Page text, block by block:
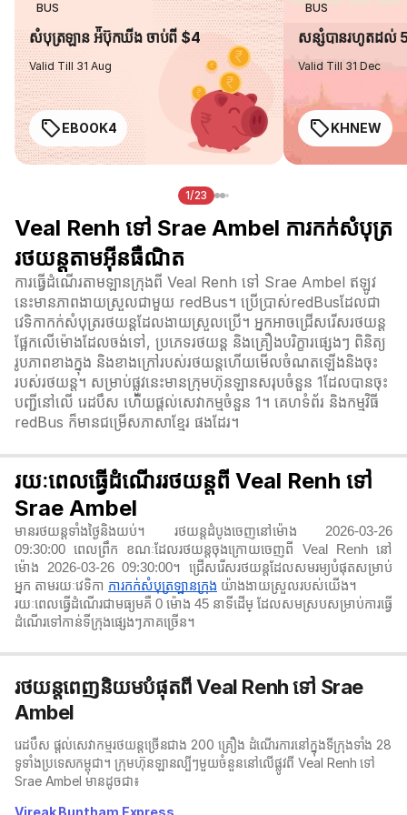
BUS
សំបុត្រឡាន អ៉ីប៊ុកឃីង ចាប់ពី $4
Valid Till 31 Aug
EBOOK4
BUS
សន្សំបានរហូតដល់
Valid Till 31 Dec
KHNEW
1/23
Veal Renh ទៅ Srae Ambel ការកក់សំបុត្រ
រថយន្តតាមអ៊ីនធឺណិត
ការធ្វើដំណើរតាមឡានក្រុងពី Veal Renh ទៅ Srae Ambel ឥឡូវ
នេះមានភាពងាយស្រួលជាមួយ redBus។ ប្រើប្រាស់redBusដែលជា
វេទិកាកក់សំបុត្ររថយន្តដែលងាយស្រួលប្រើ។ អ្នកអាចជ្រើសរើសរថយន្ត
ផ្អែកលើម៉ោងដែលចង់ទៅ, ប្រភេទរថយន្ត និងគ្រឿងបរិក្ខារផ្សេងៗ ពិនិត្យ
រូបភាពខាងក្នុង និងខាងក្រៅរបស់រថយន្តហើយមើលចំណតឡើងនិងចុះ
របស់រថយន្ត។ សម្រាប់ផ្លូវនេះមានក្រុមហ៊ុនឡានសរុបចំនួន 1ដែលបានចុះ
បញ្ជីនៅលើ រេដបឹស ហើយផ្តល់សេវាកម្មចំនួន 1។ គេហទំព័រ និងកម្មវិធី
redBus ក៏មានជម្រើសភាសាខ្មែរ ផងដែរ។
រយៈពេលធ្វើដំណើររថយន្តពី Veal Renh ទៅ
Srae Ambel
មានរថយន្តទាំងថ្ងៃនិងយប់។ រថយន្តដំបូងចេញនៅម៉ោង 2026-03-26
09:30:00 ពេលព្រឹក ខណៈដែលរថយន្តចុងក្រោយចេញពី Veal Renh នៅ
ម៉ោង 2026-03-26 09:30:00។ ជ្រើសរើសរថយន្តដែលសមរម្យបំផុតសម្រាប់
អ្នក តាមរយៈវេទិកា ការកក់សំបុត្រឡានក្រុង យ៉ាងងាយស្រួលរបស់យើង។
រយៈពេលធ្វើដំណើរជាមធ្យមគឺ 0 ម៉ោង 45 នាទី​ដើម្ ដែលសមស្របសម្រាប់ការធ្វើ
ដំណើរទៅកាន់ទីក្រុងផ្សេងៗភាគច្រើន។
រថយន្តពេញនិយមបំផុតពី Veal Renh ទៅ Srae
Ambel
រេដបឹស ផ្តល់សេវាកម្មរថយន្តច្រើនជាង 200 គ្រឿង ដំណើរការនៅក្នុងទីក្រុងទាំង 28
ទូទាំងប្រទេសកម្ពុជា។ ក្រុមហ៊ុនឡានល្បីៗមួយចំនួននៅលើផ្លូវពី Veal Renh ទៅ
Srae Ambel មានដូចជា៖
Vireak Buntham Express